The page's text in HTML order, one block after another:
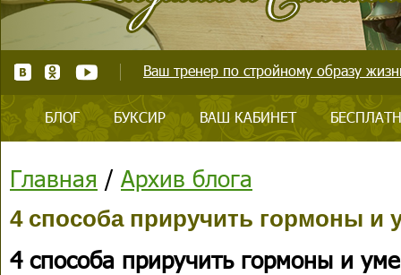
Ваш тренер по стройному образу
БЛОГ БУКСИР ВАШ КАБИНЕТ
Главная / Архив блога
4 способа приручить гормоны и
4 способа приручить гормоны и